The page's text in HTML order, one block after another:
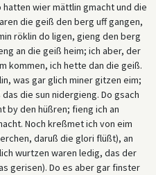
wier mättlin gmacht und die
die geiß den berg uff gangen,
röklin do ligen, gieng den berg
an die geiß heim; ich aber, der
kommen, ich hette dan die geiß.
was gar glich miner gitzen eim;
die sun nidergieng. Do gsach
by den hüßren; fieng ich an
Noch kreßmet ich von eim
daruß die glori flüßt), an
wurtzen waren ledig, das der
gerisen). Do es aber gar finster